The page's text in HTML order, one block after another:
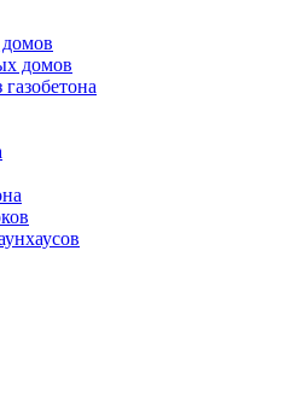
домов